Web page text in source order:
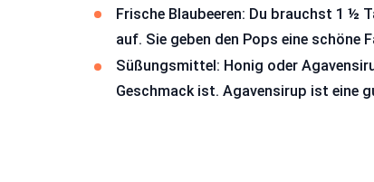
Frische Blaubeeren: Du brauchst 1 ½
auf. Sie geben den Pops eine schöne
Süßungsmittel: Honig oder
Geschmack ist. Agavensirup ist eine